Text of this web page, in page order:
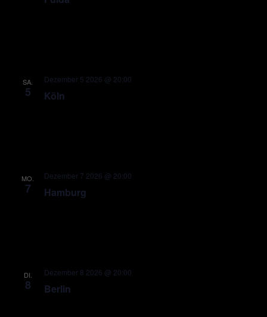
SA.
5 Köln
Dezember 5 2026 @ 20:00
MO.
7 Hamburg
Dezember 7 2026 @ 20:00
DI.
8 Berlin
Dezember 8 2026 @ 20:00